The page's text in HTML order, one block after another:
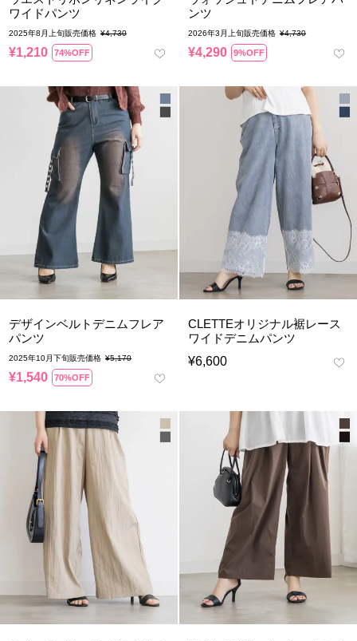
ワイドパンツ
2025年8月上旬販売価格 ¥4,730
¥1,210 74%OFF
ンツ
2026年3月上旬販売価格 ¥4,730
¥4,290 9%OFF
デザインベルトデニムフレア
パンツ
2025年10月下旬販売価格 ¥5,170
¥1,540 70%OFF
CLETTEオリジナル裾レース
ワイドデニムパンツ
¥6,600